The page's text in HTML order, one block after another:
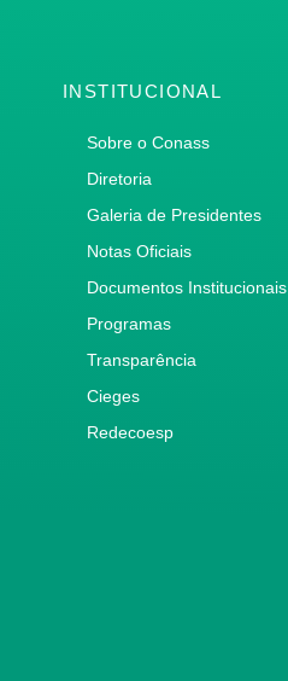
INSTITUCIONAL
Sobre o Conass
Diretoria
Galeria de Presidentes
Notas Oficiais
Documentos Institucionais
Programas
Transparência
Cieges
Redecoesp